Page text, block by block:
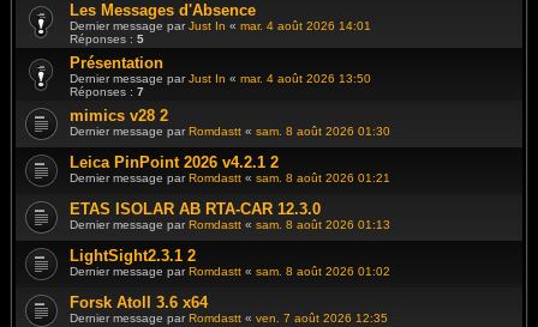
Les Messages d'Absence
Dernier message parJust In « mar. 4 août 2026 14:01
Réponses : 5
Présentation
Dernier message parJust In « mar. 4 août 2026 13:50
Réponses : 7
mimics v28 2
Dernier message parRomdastt « sam. 8 août 2026 01:30
Leica PinPoint 2026 v4.2.1 2
Dernier message parRomdastt « sam. 8 août 2026 01:21
ETAS ISOLAR AB RTA-CAR 12.3.0
Dernier message parRomdastt « sam. 8 août 2026 01:13
LightSight2.3.1 2
Dernier message parRomdastt « sam. 8 août 2026 01:02
Forsk Atoll 3.6 x64
Dernier message parRomdastt « ven. 7 août 2026 12:35